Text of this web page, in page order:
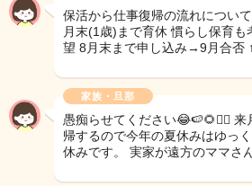
保活から仕事復帰の流れについ
月末(1歳)まで育休 慣らし保育
望 8月末まで申し込み→9月合否
家族・旦那
愚痴らせてください😂🍉🌻🏊‍♀️
帰するので今年の夏休みはゆっ
休みです。 実家が遠方のママさ